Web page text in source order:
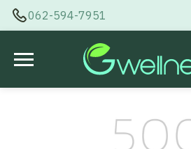
062-594-7951